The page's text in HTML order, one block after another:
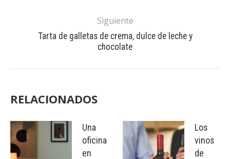
Siguiente
Tarta de galletas de crema, dulce de leche y
chocolate
RELACIONADOS
Una
oficina
en
Los
vinos
de